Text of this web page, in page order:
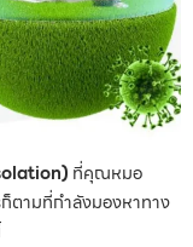
ที่คุณหมอ
ตามที่กำลังมองหาทาง